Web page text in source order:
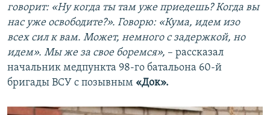
говорит: «Ну когда ты там уже приедешь? Когда вы
нас уже освободите?». Говорю: «Кума, идем изо
всех сил к вам. Может, немного с задержкой, но
идем». Мы же за свое боремся», – рассказал
начальник медпункта 98-го батальона 60-й
бригады ВСУ с позывным «Док».